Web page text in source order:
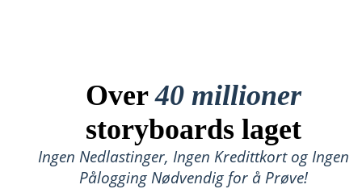
Over40 millioner
storyboards laget
Ingen Nedlastinger, Ingen Kredittkort og Ingen
Pålogging Nødvendig for å Prøve!